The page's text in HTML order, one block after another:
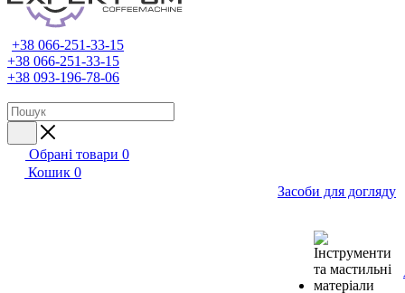
+38 066-251-33-15
+38 066-251-33-15
+38 093-196-78-06
Обрані товари 0
Кошик 0
Засоби для догляду